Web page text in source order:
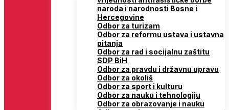
naroda i narodnosti Bosne i
Hercegovine
Odbor za turizam
Odbor za reformu ustava i ustavna
pitanja
Odbor za rad i socijalnu zaštitu
SDP BiH
Odbor za pravdu i državnu upravu
Odbor za okoliš
Odbor za sport i kulturu
Odbor za nauku i tehnologiju
Odbor za obrazovanje i nauku